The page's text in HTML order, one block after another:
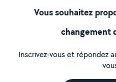
Vous souhaitez
changement
Inscrivez-vous et répondez